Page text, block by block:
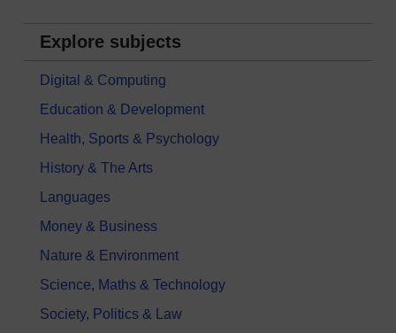
Explore subjects
Digital & Computing
Education & Development
Health, Sports & Psychology
History & The Arts
Languages
Money & Business
Nature & Environment
Science, Maths & Technology
Society, Politics & Law